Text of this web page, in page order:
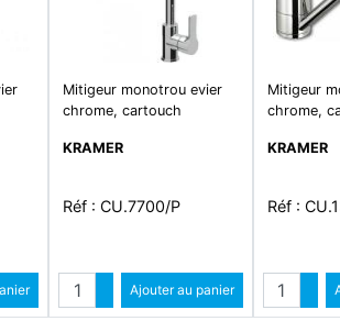
Mitigeur monotrou evier
chrome, cartouch
KRAMER
Réf : CU.7700/P
QuantitéAugmenter quantité
Diminuer quantité
Ajouter au panier
Mitigeur
chrome,
KRAMER
Réf :
Quantité